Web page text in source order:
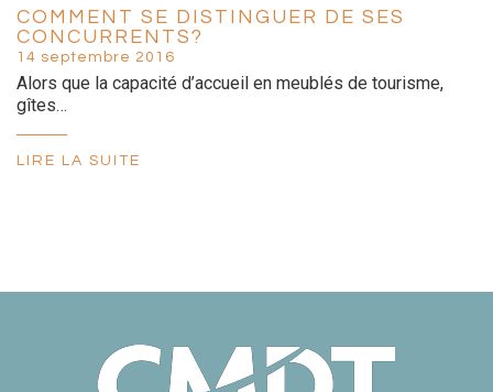
COMMENT SE DISTINGUER DE SES
CONCURRENTS?
14 septembre 2016
Alors que la capacité d’accueil en meublés de tourisme,
gîtes…
LIRE LA SUITE